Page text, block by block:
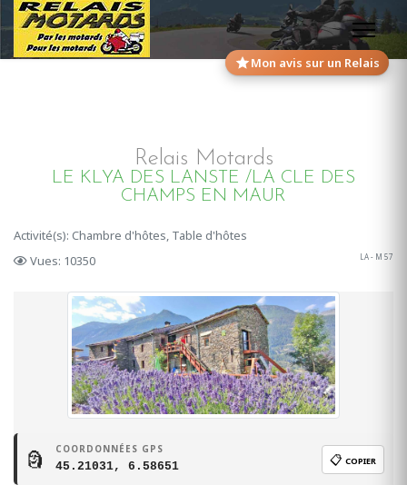
Mon avis sur un Relais
Relais Motards
LE KLYA DES LANSTE /LA CLE DES
CHAMPS EN MAUR
Activité(s): Chambre d'hôtes, Table d'hôtes
Vues: 10350
LA - M 57
🗿 COORDONNÉES GPS
45.21031, 6.58651 📋 COPIER